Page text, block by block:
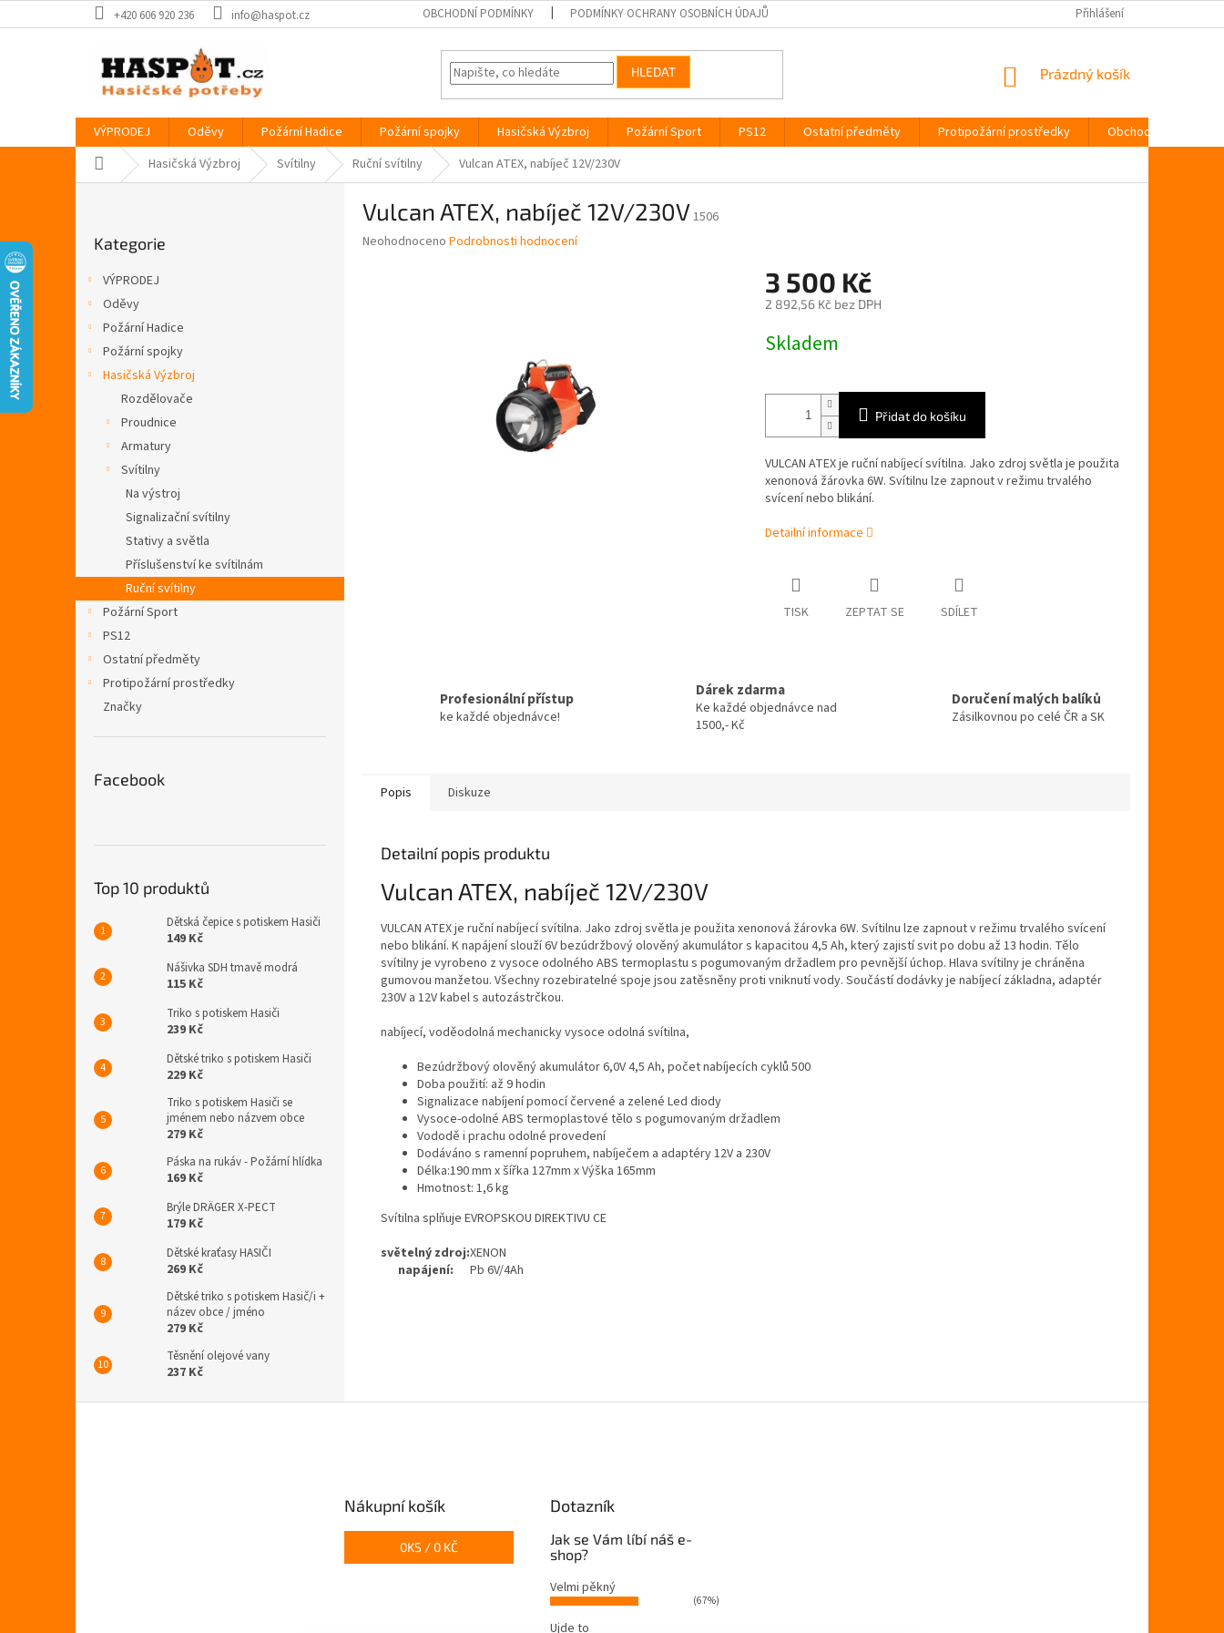
na
+420 606 920 236 info@haspot.cz OBCHODNÍ PODMÍNKY PODMÍNKY OCHRANY OSOBNÍCH ÚDAJŮ Přihlášení
HLEDAT
NÁKUPNÍ
Prázdný košík
VÝPRODEJ Oděvy Požární Hadice Požární spojky Hasičská Výzbroj Požární Sport PS12 Ostatní předměty Protipožární prostředky
Obchodní podmínky
Domů Hasičská Výzbroj Svítilny Ruční svítilny Vulcan ATEX, nabíječ 12V/230V
kategorie
Kategorie
VÝPRODEJ
Oděvy
Požární Hadice
Požární spojky
Hasičská Výzbroj
Rozdělovače
Proudnice
Armatury
Svítilny
Na výstroj
Signalizační svítilny
Stativy a světla
Příslušenství ke svítilnám
Ruční svítilny
Požární Sport
PS12
Ostatní předměty
Protipožární prostředky
Značky
Facebook
Top 10 produktů
Dětská čepice s potiskem Hasiči
149 Kč
Nášivka SDH tmavě modrá
115 Kč
Triko s potiskem Hasiči
239 Kč
Dětské triko s potiskem Hasiči
229 Kč
Triko s potiskem Hasiči se
jménem nebo názvem obce
279 Kč
Páska na rukáv - Požární hlídka
169 Kč
Brýle DRÄGER X-PECT
179 Kč
Dětské kraťasy HASIČI
269 Kč
Dětské triko s potiskem Hasič/i +
název obce / jméno
279 Kč
Těsnění olejové vany
237 Kč
Vulcan ATEX, nabíječ 12V/230V1506
Průměrné
Neohodnoceno Podrobnosti hodnocení
3 500 Kč
2 892,56 Kč bez DPH
cena:
Skladem
Přidat do košíku
VULCAN ATEX je ruční nabíjecí svítilna. Jako zdroj světla je použita
xenonová žárovka 6W. Svítilnu lze zapnout v režimu trvalého
svícení nebo blikání.
Detailní informace
TISK ZEPTAT SE SDÍLET
Profesionální přístup
ke každé objednávce!
Dárek zdarma
Ke každé objednávce nad
1500,- Kč
Doručení malých balíků
Zásilkovnou po celé ČR a SK
Popis Diskuze
Detailní popis produktu
Vulcan ATEX, nabíječ 12V/230V
VULCAN ATEX je ruční nabíjecí svítilna. Jako zdroj světla je použita xenonová žárovka 6W. Svítilnu lze zapnout v režimu trvalého svícení
nebo blikání. K napájení slouží 6V bezúdržbový olověný akumulátor s kapacitou 4,5 Ah, který zajistí svit po dobu až 13 hodin. Tělo
svítilny je vyrobeno z vysoce odolného ABS termoplastu s pogumovaným držadlem pro pevnější úchop. Hlava svítilny je chráněna
gumovou manžetou. Všechny rozebiratelné spoje jsou zatěsněny proti vniknutí vody. Součástí dodávky je nabíjecí základna, adaptér
230V a 12V kabel s autozástrčkou.
nabíjecí, voděodolná mechanicky vysoce odolná svítilna,
Bezúdržbový olověný akumulátor 6,0V 4,5 Ah, počet nabíjecích cyklů 500
Doba použití: až 9 hodin
Signalizace nabíjení pomocí červené a zelené Led diody
Vysoce-odolné ABS termoplastové tělo s pogumovaným držadlem
Vododě i prachu odolné provedení
Dodáváno s ramenní popruhem, nabíječem a adaptéry 12V a 230V
Délka:190 mm x šířka 127mm x Výška 165mm
Hmotnost: 1,6 kg
Svítilna splňuje EVROPSKOU DIREKTIVU CE
světelný zdroj:XENON
napájení:
Pb 6V/4Ah
Nákupní košík
0KS / 0 KČ
Dotazník
Jak se Vám líbí náš e-
shop?
Velmi pěkný
(67%)
Ujde to